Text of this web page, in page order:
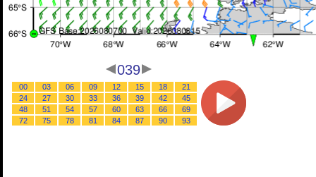
039
00 03 06 09 12 15 18
21
24
27 30 33 36 39 42
45
48
51 54 57 60 63 66
69
72
75 78 81 84 87 90 93